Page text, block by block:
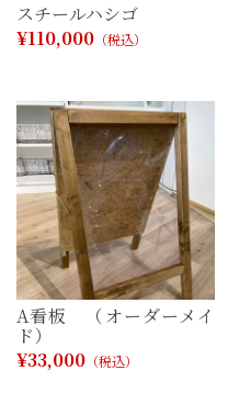
スチールハシゴ
¥110,000 （税込）
A看板 （オーダーメイ
ド）
¥33,000 （税込）